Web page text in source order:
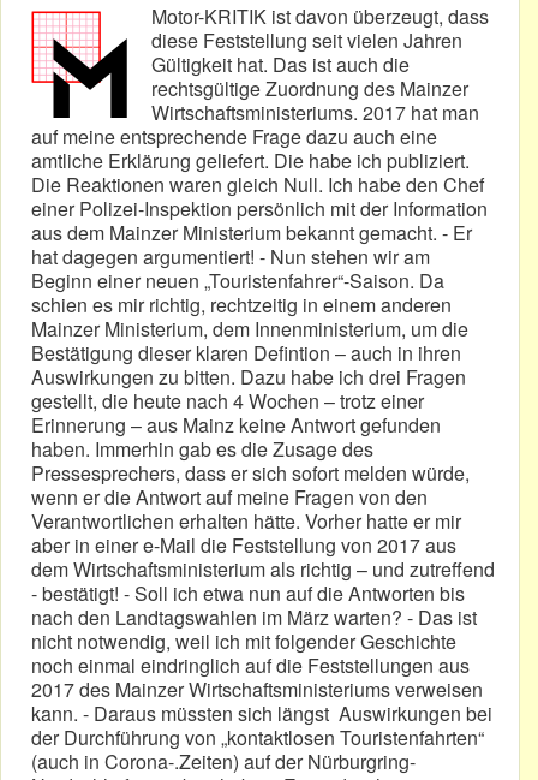
Motor-KRITIK ist davon überzeugt, dass
diese Feststellung seit vielen Jahren
Gültigkeit hat. Das ist auch die
rechtsgültige Zuordnung des Mainzer
Wirtschaftsministeriums. 2017 hat man
auf meine entsprechende Frage dazu auch eine
amtliche Erklärung geliefert. Die habe ich publiziert.
Die Reaktionen waren gleich Null. Ich habe den Chef
einer Polizei-Inspektion persönlich mit der Information
aus dem Mainzer Ministerium bekannt gemacht. - Er
hat dagegen argumentiert! - Nun stehen wir am
Beginn einer neuen „Touristenfahrer“-Saison. Da
schien es mir richtig, rechtzeitig in einem anderen
Mainzer Ministerium, dem Innenministerium, um die
Bestätigung dieser klaren Defintion – auch in ihren
Auswirkungen zu bitten. Dazu habe ich drei Fragen
gestellt, die heute nach 4 Wochen – trotz einer
Erinnerung – aus Mainz keine Antwort gefunden
haben. Immerhin gab es die Zusage des
Pressesprechers, dass er sich sofort melden würde,
wenn er die Antwort auf meine Fragen von den
Verantwortlichen erhalten hätte. Vorher hatte er mir
aber in einer e-Mail die Feststellung von 2017 aus
dem Wirtschaftsministerium als richtig – und zutreffend
- bestätigt! - Soll ich etwa nun auf die Antworten bis
nach den Landtagswahlen im März warten? - Das ist
nicht notwendig, weil ich mit folgender Geschichte
noch einmal eindringlich auf die Feststellungen aus
2017 des Mainzer Wirtschaftsministeriums verweisen
kann. - Daraus müssten sich längst Auswirkungen bei
der Durchführung von „kontaktlosen Touristenfahrten“
(auch in Corona-.Zeiten) auf der Nürburgring-